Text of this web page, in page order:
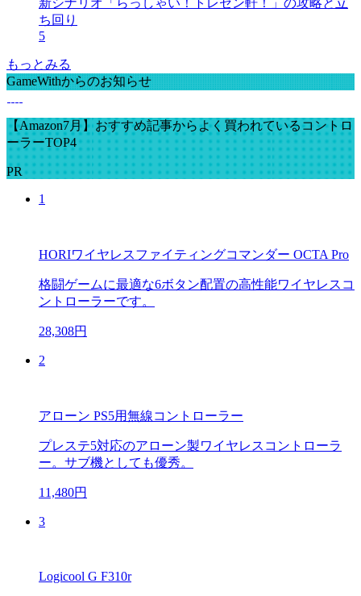
ち回り
5
もっとみる
GameWithからのお知らせ
【Amazon7月】おすすめ記事からよく買われているコントロ
ーラーTOP4
PR
1
HORIワイヤレスファイティングコマンダー OCTA Pro
格闘ゲームに最適な6ボタン配置の高性能ワイヤレスコ
ントローラーです。
28,308円
2
アローン PS5用無線コントローラー
プレステ5対応のアローン製ワイヤレスコントローラ
ー。サブ機としても優秀。
11,480円
3
Logicool G F310r